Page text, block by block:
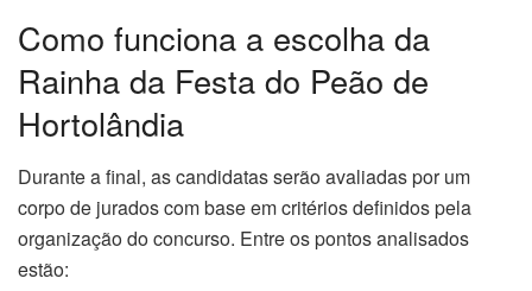
Como funciona a escolha da
Rainha da Festa do Peão de
Hortolândia
Durante a final, as candidatas serão avaliadas por um
corpo de jurados com base em critérios definidos pela
organização do concurso. Entre os pontos analisados
estão: